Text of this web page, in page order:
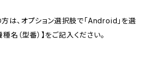
、オプション選択肢で「Android」を選
名（型番）】をご記入ください。